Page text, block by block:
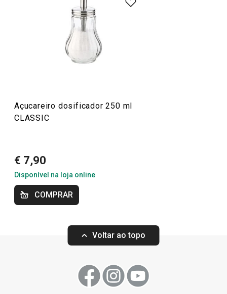
Mais Vendidos
Mesa
Portes grátis
Disponível na loja online
Açucareiro dosificador 250 ml
CLASSIC
€ 7,90
Disponível na loja online
COMPRAR
Voltar ao topo